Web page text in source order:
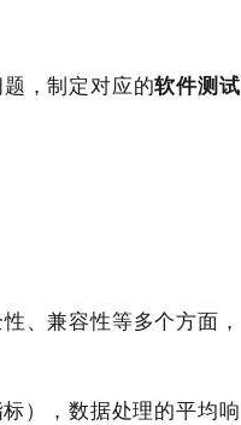
，制定对应的软件测试
、兼容性等多个方面，
），数据处理的平均响